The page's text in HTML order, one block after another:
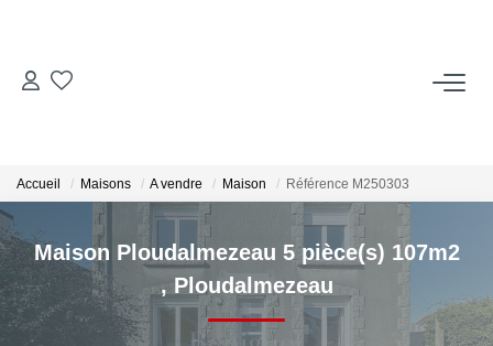
ACHETER
LOUER
Locations Saisonnières
Accueil Maisons A vendre Maison Référence M250303
Maison Ploudalmezeau 5 pièce(s) 107m2
, Ploudalmezeau